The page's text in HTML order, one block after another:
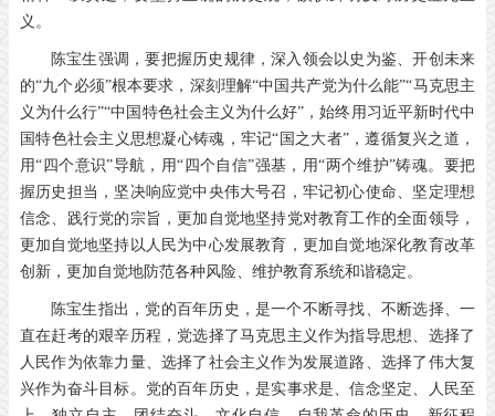
义。
陈宝生强调，要把握历史规律，深入领会以史为鉴、开创未来
的“九个必须”根本要求，深刻理解“中国共产党为什么能”“马克思主
义为什么行”“中国特色社会主义为什么好”，始终用习近平新时代中
国特色社会主义思想凝心铸魂，牢记“国之大者”，遵循复兴之道，
用“四个意识”导航，用“四个自信”强基，用“两个维护”铸魂。要把
握历史担当，坚决响应党中央伟大号召，牢记初心使命、坚定理想
信念、践行党的宗旨，更加自觉地坚持党对教育工作的全面领导，
更加自觉地坚持以人民为中心发展教育，更加自觉地深化教育改革
创新，更加自觉地防范各种风险、维护教育系统和谐稳定。
陈宝生指出，党的百年历史，是一个不断寻找、不断选择、一
直在赶考的艰辛历程，党选择了马克思主义作为指导思想、选择了
人民作为依靠力量、选择了社会主义作为发展道路、选择了伟大复
兴作为奋斗目标。党的百年历史，是实事求是、信念坚定、人民至